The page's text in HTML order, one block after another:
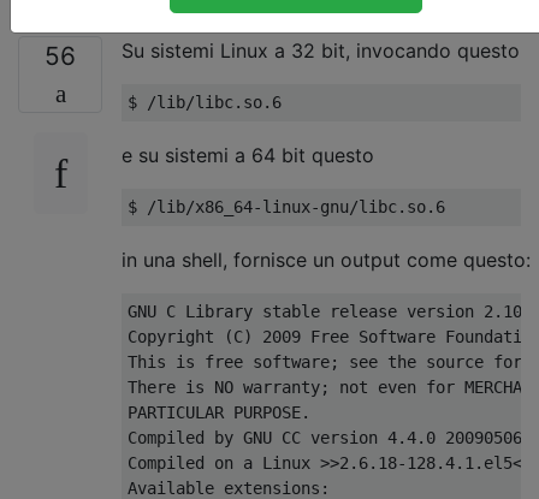
56 Su sistemi Linux a 32 bit, invocando questo
e su sistemi a 64 bit questo
in una shell, fornisce un output come questo:
GNU C Library stable release version
Copyright (C) 2009 Free Software
This is free software; see the source for
There is NO warranty; not even for
PARTICULAR PURPOSE.
Compiled by GNU CC version 4.4.0
Compiled on a Linux >>2.6.18-128.4.1.el5<<
Available extensions: